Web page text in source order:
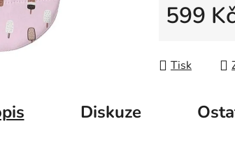
599
Tisk
Diskuze